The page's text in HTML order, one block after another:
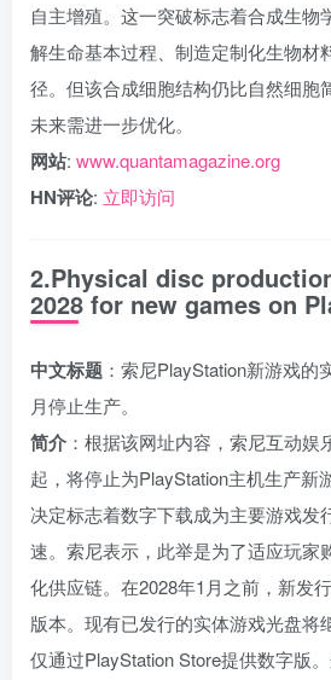
自主增殖。这一突破标志着合成生物
解生命基本过程、制造定制化生物材
径。但该合成细胞结构仍比自然细胞
未来需进一步优化。
网站: www.quantamagazine.org
HN评论: 立即访问
2.Physical disc
2028 for new games on
中文标题 ：索尼PlayStation新游戏的
月停止生产。
简介 ：根据该网址内容，索尼互动娱
起，将停止为PlayStation主机生产新
决定标志着数字下载成为主要游戏发
速。索尼表示，此举是为了适应玩家
化供应链。在2028年1月之前，新发
版本。现有已发行的实体游戏光盘将
仅通过PlayStation Store提供数字版